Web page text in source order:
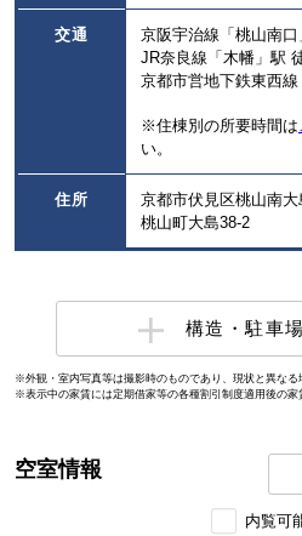
交通
京阪宇治線「桃山南
JR奈良線「木幡」駅
京都市営地下鉄東西
※住棟別の所要時間は
い。
住所
京都市伏見区桃山南大
桃山町大島38-2
構造・駐車
※外観・室内写真等は撮影時のものであり、現状と異なる
※表示中の家賃には定期借家等の各種割引制度適用後の家
空室情報
内覧可